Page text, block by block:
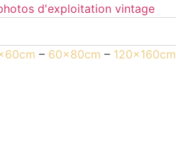
– 60x80cm – 120x160cm